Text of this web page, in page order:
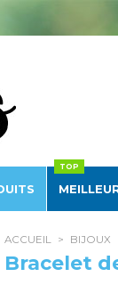
ACCUEIL > BIJOUX
Bracelet